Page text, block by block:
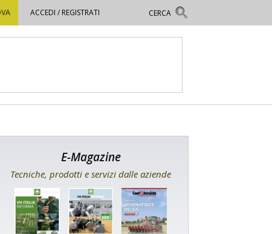
ACCEDI / REGISTRATI
E-Magazine
Tecniche, prodotti e servizi dalle aziende